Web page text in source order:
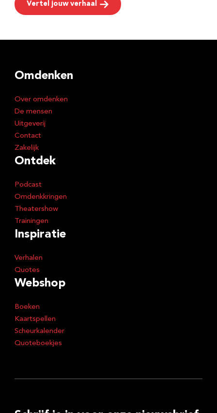
Vertel jouw verhaal
Omdenken
Over omdenken
De mensen
Uitgeverij
Contact
Zakelijk
Ontdek
Podcast
Omdenkkringen
Theatershow
Trainingen
Inspiratie
Verhalen
Quotes
Webshop
Boeken
Kaartspellen
Scheurkalender
Quoteboekjes